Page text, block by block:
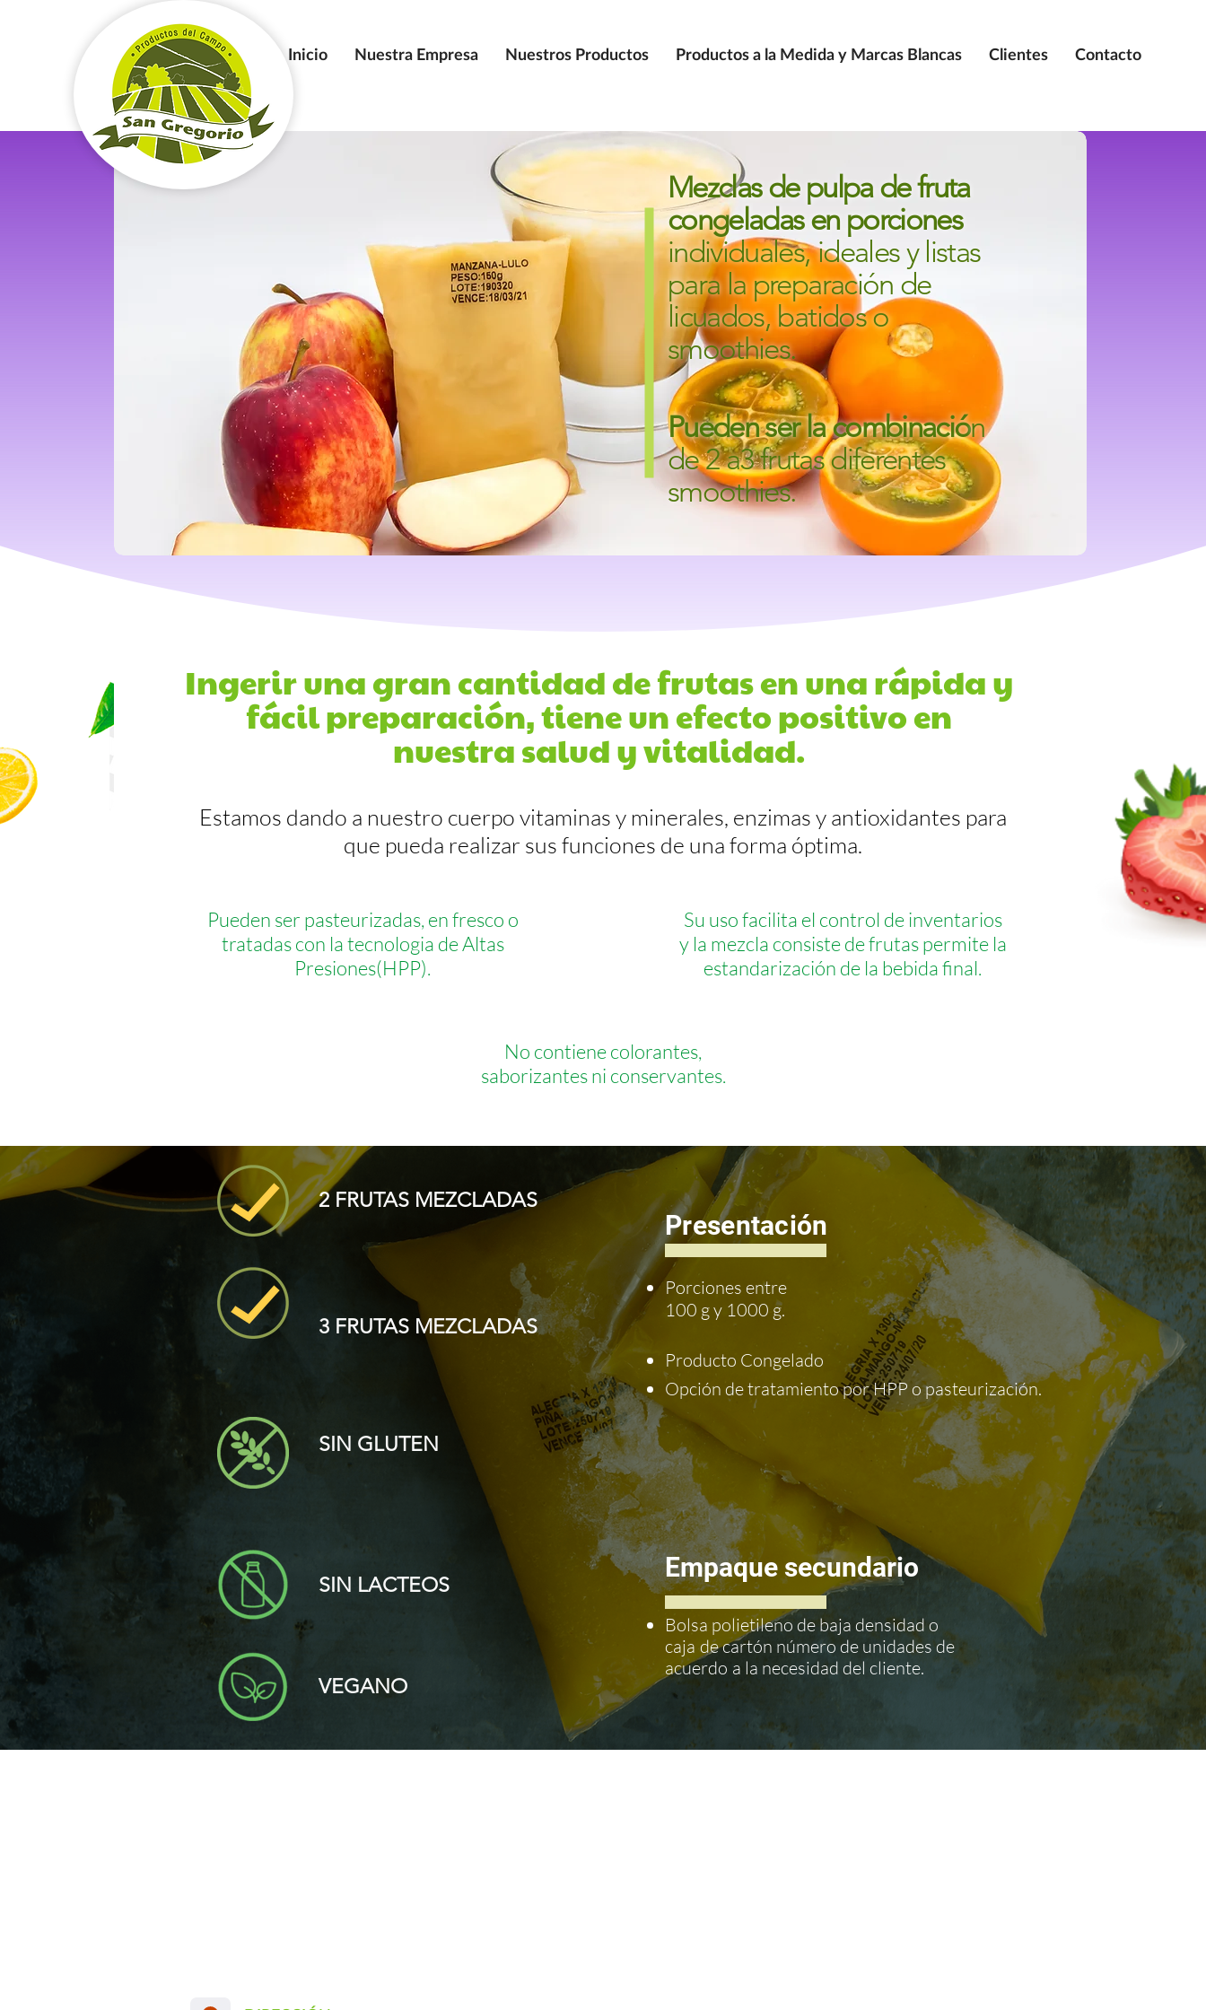
Inicio Nuestra Empresa Nuestros Productos Productos a la Medida y Marcas Blancas Clientes Contacto
Mezclas de pulpa de fruta
congeladas en porciones
individuales, ideales y listas
para la preparación de
licuados, batidos o
smoothies.
Pueden serla combinación
de 2 a3 frutas diferentes
smoothies.
Ingerir una gran cantidad de frutas en una rápida y
fácil preparación, tiene un efecto positivo en
nuestra salud y vitalidad.
Estamos dando a nuestro cuerpo vitaminas y minerales, enzimas y antioxidantes para
que pueda realizar sus funciones de una forma óptima.
Pueden ser pasteurizadas, en fresco o
tratadas con la tecnologia de Altas
Presiones(HPP).
Su uso facilita el control de inventarios
y la mezcla consiste de frutas permite la
estandarización de la bebida final.
No contiene colorantes,
saborizantes ni conservantes.
2 FRUTAS MEZCLADAS
Presentación
3 FRUTAS MEZCLADAS
Porciones entre
100 g y 1000 g.
Producto Congelado
Opción de tratamiento por HPP o pasteurización.
SIN GLUTEN
SIN LACTEOS
VEGANO
Empaque secundario
Bolsa polietileno de baja densidad o
caja de cartón número de unidades de
acuerdo a la necesidad del cliente.